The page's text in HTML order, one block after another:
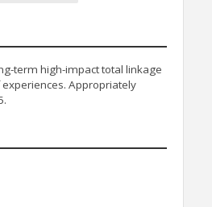
term high-impact total linkage
Appropriately